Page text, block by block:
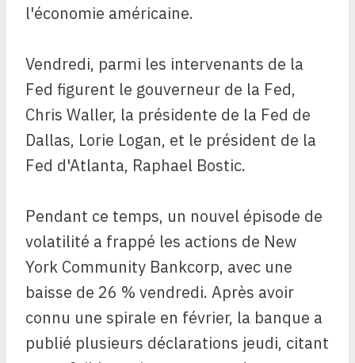
l'économie américaine.
Vendredi, parmi les intervenants de la
Fed figurent le gouverneur de la Fed,
Chris Waller, la présidente de la Fed de
Dallas, Lorie Logan, et le président de la
Fed d'Atlanta, Raphael Bostic.
Pendant ce temps, un nouvel épisode de
volatilité a frappé les actions de New
York Community Bankcorp, avec une
baisse de 26 % vendredi. Après avoir
connu une spirale en février, la banque a
publié plusieurs déclarations jeudi, citant